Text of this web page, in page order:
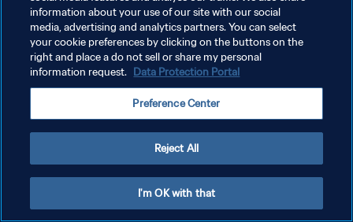
プライバシーポリシー
サービス利用規約
クッキー設定の管理
information about your use of our site with our social
media, advertising and analytics partners. You can select
your cookie preferences by clicking on the buttons on the
right and place a do not sell or share my personal
information request. Data Protection Portal
Preference Center
Reject All
I'm OK with that